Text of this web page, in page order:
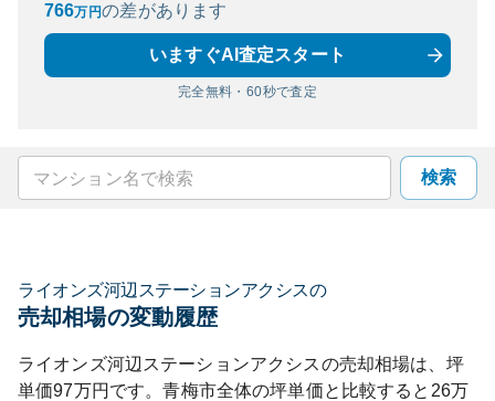
766万円の差があります
いますぐAI査定スタート
完全無料・60秒で査定
検索
ライオンズ河辺ステーションアクシスの
売却相場の変動履歴
ライオンズ河辺ステーションアクシスの売却相場は、坪
単価97万円です。青梅市全体の坪単価と比較すると 26万